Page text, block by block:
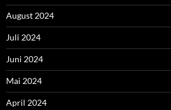
August 2024
Juli 2024
Juni 2024
Mai 2024
April 2024